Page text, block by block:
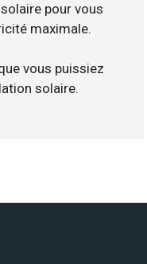
pour vous
maximale.
vous puissiez
solaire.